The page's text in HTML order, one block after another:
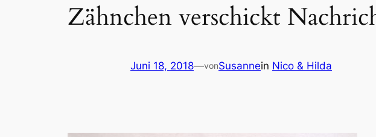
Zähnchen verschickt
Juni 18, 2018—vonSusannein Nico & Hilda